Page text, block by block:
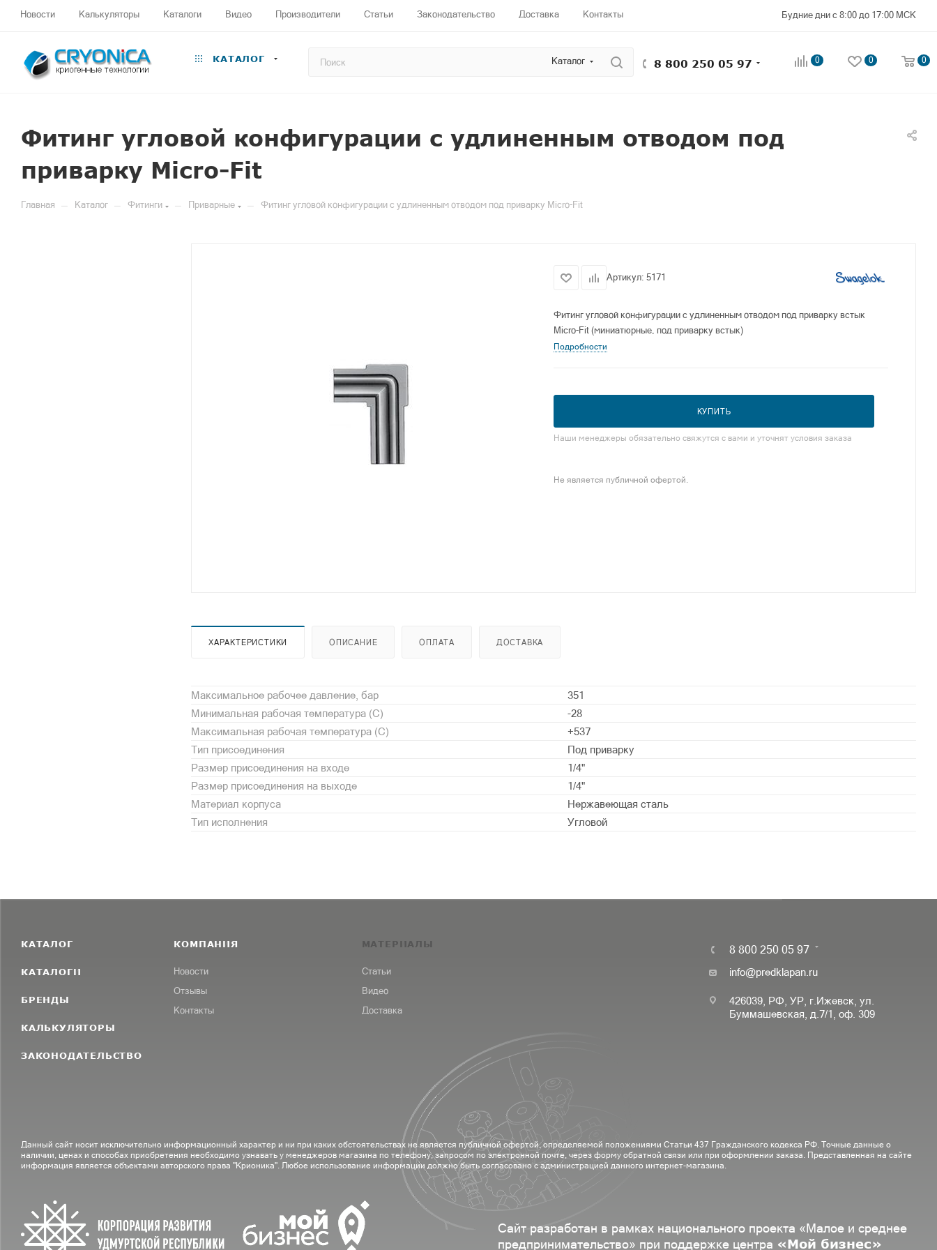
Новости Калькуляторы Каталоги Видео Производители Статьи Законодательство Доставка Контакты Будние дни с 8:00 до 17:00 МСК
КАТАЛОГ Каталог 8 800 250 05 97 0 0 0
Фитинг угловой конфигурации с удлиненным отводом под
приварку Micro-Fit
Главная — Каталог — Фитинги — Приварные — Фитинг угловой конфигурации с удлиненным отводом под приварку Micro-Fit
Артикул: 5171
Фитинг угловой конфигурации с удлиненным отводом под приварку встык
Micro-Fit (миниатюрные, под приварку встык)
Подробности
КУПИТЬ
Наши менеджеры обязательно свяжутся с вами и уточнят условия заказа
Не является публичной офертой.
ХАРАКТЕРИСТИКИ ОПИСАНИЕ ОПЛАТА ДОСТАВКА
Максимальное рабочее давление, бар
351
Минимальная рабочая температура (С)
-28
Максимальная рабочая температура (С)
+537
Тип присоединения
Под приварку
Размер присоединения на входе
1/4"
Размер присоединения на выходе
1/4"
Материал корпуса
Нержавеющая сталь
Тип исполнения
Угловой
КАТАЛОГ
КАТАЛОГИ
БРЕНДЫ
КАЛЬКУЛЯТОРЫ
ЗАКОНОДАТЕЛЬСТВО
КОМПАНИЯ
Новости
Отзывы
Контакты
МАТЕРИАЛЫ
Статьи
Видео
Доставка
8 800 250 05 97
info@predklapan.ru
426039, РФ, УР, г.Ижевск, ул.
Буммашевская, д.7/1, оф. 309
Данный сайт носит исключительно информационный характер и ни при каких обстоятельствах не является публичной офертой, определяемой положениями Статьи 437 Гражданского кодекса РФ. Точные данные о
наличии, ценах и способах приобретения необходимо узнавать у менеджеров магазина по телефону, запросом по электронной почте, через форму обратной связи или при оформлении заказа. Представленная на сайте
информация является объектами авторского права "Крионика". Любое использование информации должно быть согласовано с администрацией данного интернет-магазина.
Сайт разработан в рамках национального проекта «Малое и среднее
предпринимательство» при поддержке центра «Мой бизнес»